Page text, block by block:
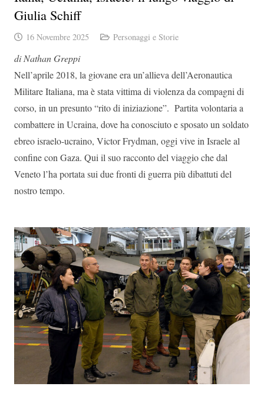
Giulia Schiff
16 Novembre 2025 Personaggi e Storie
di Nathan Greppi
Nell’aprile 2018, la giovane era un’allieva dell’Aeronautica
Militare Italiana, ma è stata vittima di violenza da compagni di
corso, in un presunto “rito di iniziazione”. Partita volontaria a
combattere in Ucraina, dove ha conosciuto e sposato un soldato
ebreo israelo-ucraino, Victor Frydman, oggi vive in Israele al
confine con Gaza. Qui il suo racconto del viaggio che dal
Veneto l’ha portata sui due fronti di guerra più dibattuti del
nostro tempo.